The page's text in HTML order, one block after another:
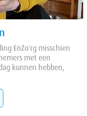
EnZo'rg misschien
met een
kunnen hebben,